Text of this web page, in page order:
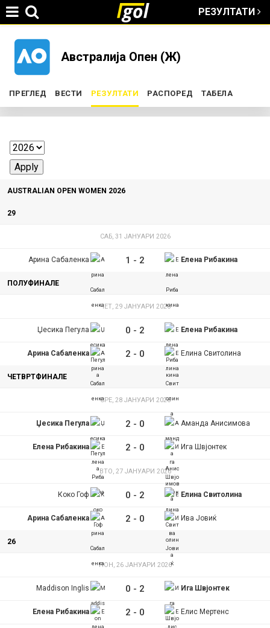
РЕЗУЛТАТИ
You
here
Австралија Опен (Ж)
P
r
i
m
y
b
ПРЕГЛЕД ВЕСТИ РЕЗУЛТАТИ (ACTIVE TAB)
РАСПОРЕД ТАБЕЛА
AUSTRALIAN OPEN WOMEN 2026
29
САБ, 31 ЈАНУАРИ 2026
Арина Сабаленка 1 - 2 Елена Рибакина
ПОЛУФИНАЛЕ
ЧЕТ, 29 ЈАНУАРИ 2026
Џесика Пегула 0 - 2 Елена Рибакина
Арина Сабаленка 2 - 0 Елина Свитолина
ЧЕТВРТФИНАЛЕ
СРЕ, 28 ЈАНУАРИ 2026
Џесика Пегула 2 - 0 Аманда Анисимова
Елена Рибакина 2 - 0 Ига Швјонтек
ВТО, 27 ЈАНУАРИ 2026
Коко Гоф 0 - 2 Елина Свитолина
Арина Сабаленка 2 - 0 Ива Јовиќ
26
ПОН, 26 ЈАНУАРИ 2026
Maddison Inglis 0 - 2 Ига Швјонтек
Елена Рибакина 2 - 0 Елис Мертенс